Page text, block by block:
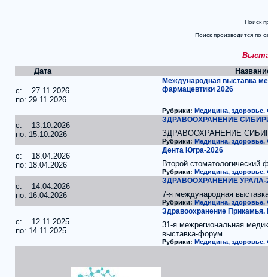
Поиск
Поиск производится по
Дата
c: 27.11.2026
по: 29.11.2026
Международная выставка
фармацевтики 2026
Рубрики: Медицина, здоровье.
c: 13.10.2026
по: 15.10.2026
ЗДРАВООХРАНЕНИЕ
ЗДРАВООХРАНЕНИЕ
Рубрики: Медицина, здоровье.
c: 18.04.2026
по: 18.04.2026
Дента Югра-2026
Второй стоматологический
Рубрики: Медицина, здоровье.
c: 14.04.2026
по: 16.04.2026
ЗДРАВООХРАНЕНИЕ УРАЛА-
7-я международная
Рубрики: Медицина, здоровье.
c: 12.11.2025
по: 14.11.2025
Здравоохранение
31-я межрегиональная
выставка-форум
Рубрики: Медицина, здоровье.